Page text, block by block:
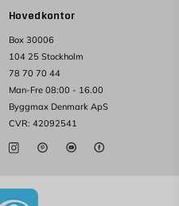
Hovedkontor
Box 30006
104 25 Stockholm
78 70 70 44
Man-Fre 08:00 - 16.00
Byggmax Denmark ApS
CVR: 42092541